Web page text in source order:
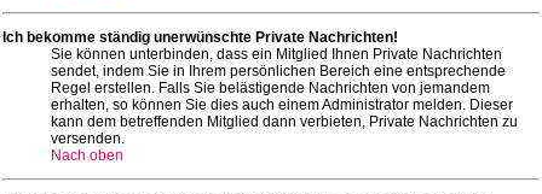
Ich bekomme ständig unerwünschte Private Nachrichten!
Sie können unterbinden, dass ein Mitglied Ihnen Private Nachrichten
sendet, indem Sie in Ihrem persönlichen Bereich eine entsprechende
Regel erstellen. Falls Sie belästigende Nachrichten von jemandem
erhalten, so können Sie dies auch einem Administrator melden. Dieser
kann dem betreffenden Mitglied dann verbieten, Private Nachrichten zu
versenden.
Nach oben